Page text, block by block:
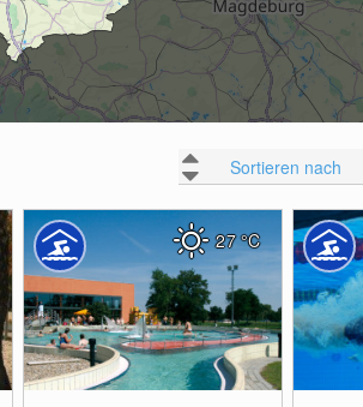
Sortieren nach
27°C